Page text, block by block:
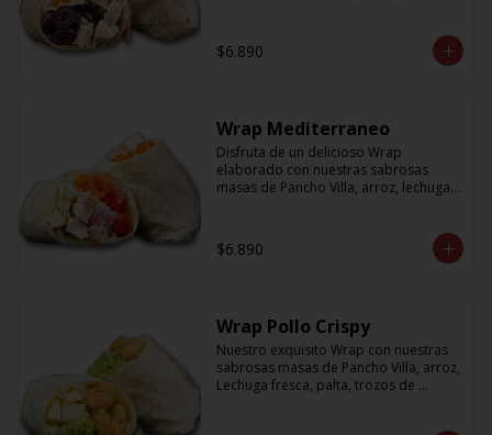
salsa en base a lactonesa
$6.890
Wrap Mediterraneo
Disfruta de un delicioso Wrap
elaborado con nuestras sabrosas
masas de Pancho Villa, arroz, lechuga
plancha acompañado de una salsa en
base a lactonesa
$6.890
Wrap Pollo Crispy
Nuestro exquisito Wrap con nuestras
sabrosas masas de Pancho Villa, arroz,
Lechuga fresca, palta, trozos de